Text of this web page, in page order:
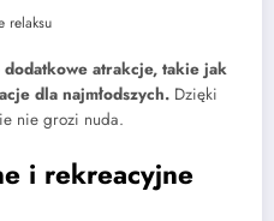
relaksu
atrakcje, takie jak
dla najmłodszych. Dzięki
nie grozi nuda.
i rekreacyjne